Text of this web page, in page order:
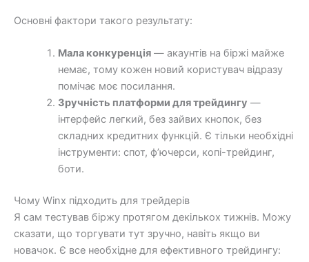
Основні фактори такого результату:
Мала конкуренція— акаунтів на біржі майже
немає, тому кожен новий користувач відразу
помічає моє посилання.
Зручність платформи для трейдингу —
інтерфейс легкий, без зайвих кнопок, без
складних кредитних функцій. Є тільки необхідні
інструменти: спот, ф’ючерси, копі-трейдинг,
боти.
Чому Winx підходить для трейдерів
Я сам тестував біржу протягом декількох тижнів. Можу
сказати, що торгувати тут зручно, навіть якщо ви
новачок. Є все необхідне для ефективного трейдингу: